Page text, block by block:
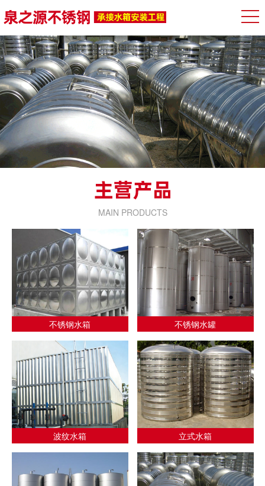
MAIN PRODUCTS
不锈钢水箱 不锈钢水罐
波纹水箱 立式水箱